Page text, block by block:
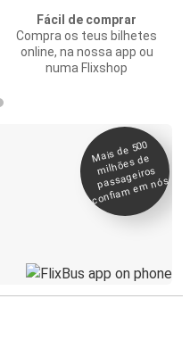
Fácil de comprar
Compra os teus bilhetes
online, na nossa app ou
numa Flixshop
Mais de 500
milhões de
passageiros
confia
m e
m nós